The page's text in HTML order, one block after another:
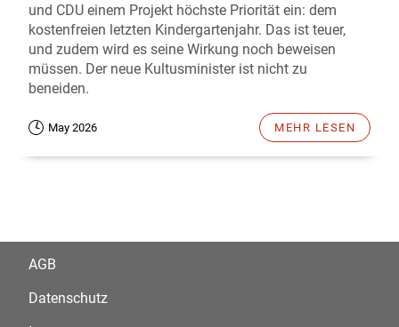
und CDU einem Projekt höchste Priorität ein: dem
kostenfreien letzten Kindergartenjahr. Das ist teuer,
und zudem wird es seine Wirkung noch beweisen
müssen. Der neue Kultusminister ist nicht zu
beneiden.
May 2026 MEHR LESEN
AGB
Datenschutz